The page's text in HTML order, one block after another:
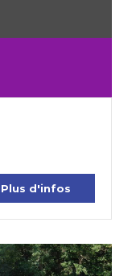
Plus d'infos